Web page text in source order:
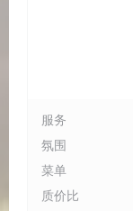
服务
氛围
菜单
质价比